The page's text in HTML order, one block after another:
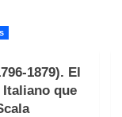
1879). El
que